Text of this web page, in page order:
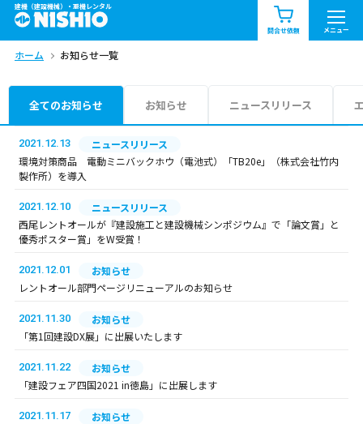
建機（建設機械）・重機レンタル
問合せ依頼 メニュー
商品一覧 お知らせ一覧
問合せ依頼リスト
エリア情報を見る
中部
九州・沖縄（外部）
ホーム お知らせ一覧
全てのお知らせ お知らせ ニュースリリース
2021.12.13
ニュースリリース
環境対策商品 電動ミニバックホウ（電池式）「TB20e」（株式会社竹内
製作所）を導入
2021.12.10
ニュースリリース
西尾レントオールが『建設施工と建設機械シンポジウム』で「論文賞」と
優秀ポスター賞」をW受賞！
2021.12.01
お知らせ
レントオール部門ページリニューアルのお知らせ
2021.11.30
お知らせ
「第1回建設DX展」に出展いたします
2021.11.22
お知らせ
「建設フェア四国2021 in徳島」に出展します
2021.11.17
お知らせ